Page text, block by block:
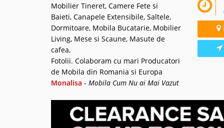
Mobilier
Camere Tineret,
linia moderna a
plina de armonie,
Mobilier
Mobilier Tineret, Camere Fete si
Baieti, Canapele Extensibile, Saltele,
Dormitoare, Mobila Bucatarie, Mobilier
Living, Mese si Scaune, Masute de
cafea,
Fotolii. Colaboram cu mari Producatori
de Mobila din Romania si Europa
Monalisa - Mobila Cum Nu ai Mai Vazut